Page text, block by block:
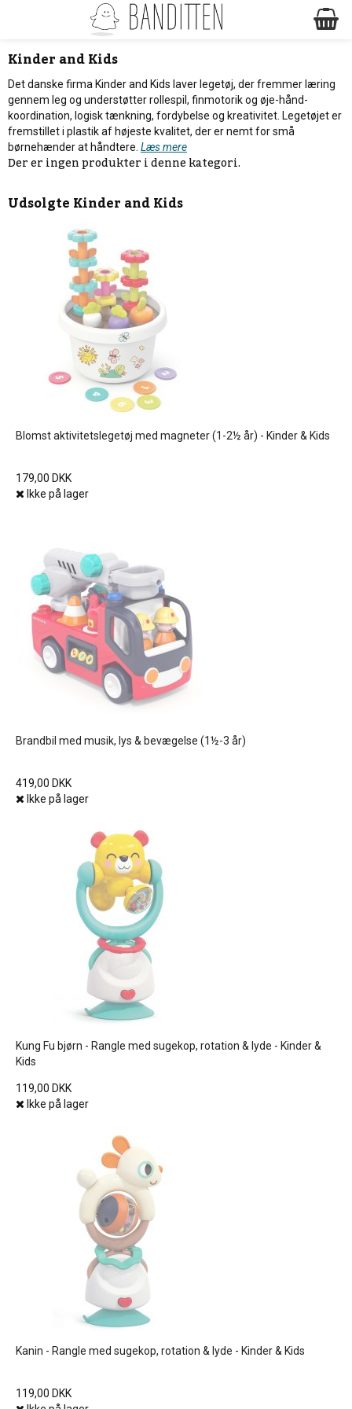
Kinder and Kids
Det danske firma Kinder and Kids laver legetøj, der fremmer læring
gennem leg og understøtter rollespil, finmotorik og øje-hånd-
koordination, logisk tænkning, fordybelse og kreativitet. Legetøjet er
fremstillet i plastik af højeste kvalitet, der er nemt for små
børnehænder at håndtere. Læs mere
Der er ingen produkter i denne kategori.
UdsolgteKinder and Kids
Blomst aktivitetslegetøj med magneter (1-2½ år) - Kinder & Kids
179,00 DKK
Ikke på lager
Brandbil med musik, lys & bevægelse (1½-3 år)
419,00 DKK
Ikke på lager
Kung Fu bjørn - Rangle med sugekop, rotation & lyde - Kinder &
Kids
119,00 DKK
Ikke på lager
Kanin - Rangle med sugekop, rotation & lyde - Kinder & Kids
119,00 DKK